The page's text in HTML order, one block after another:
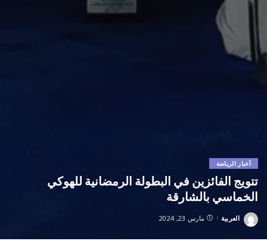
أخبار الرياضة
تتويج الفائزين في البطولة الرمضانية للهوكي
الخماسي بالشارقة
Posted
العربية مارس 23, 2024